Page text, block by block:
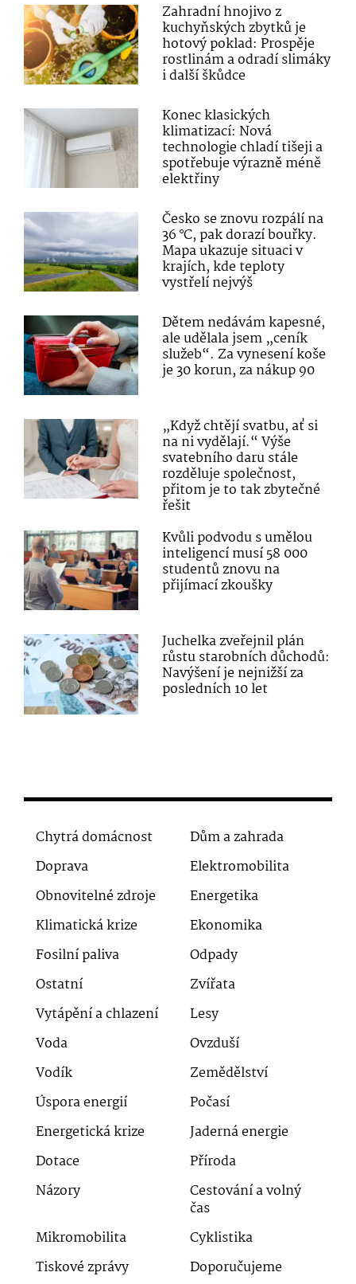
Zahradní hnojivo z
kuchyňských zbytků je
hotový poklad: Prospěje
rostlinám a odradí slimáky
i další škůdce
Konec klasických
klimatizací: Nová
technologie chladí tišeji a
spotřebuje výrazně méně
elektřiny
Česko se znovu rozpálí na
36 °C, pak dorazí bouřky.
Mapa ukazuje situaci v
krajích, kde teploty
vystřelí nejvýš
Dětem nedávám kapesné,
ale udělala jsem „ceník
služeb“. Za vynesení koše
je 30 korun, za nákup 90
„Když chtějí svatbu, ať si
na ni vydělají.“ Výše
svatebního daru stále
rozděluje společnost,
přitom je to tak zbytečné
řešit
Kvůli podvodu s umělou
inteligencí musí 58 000
studentů znovu na
přijímací zkoušky
Juchelka zveřejnil plán
růstu starobních důchodů:
Navýšení je nejnižší za
posledních 10 let
Chytrá domácnost
Dům a zahrada
Doprava
Elektromobilita
Obnovitelné zdroje
Energetika
Klimatická krize
Ekonomika
Fosilní paliva
Odpady
Ostatní
Zvířata
Vytápění a chlazení
Lesy
Voda
Ovzduší
Vodík
Zemědělství
Úspora energií
Počasí
Energetická krize
Jaderná energie
Dotace
Příroda
Názory
Cestování a volný
čas
Mikromobilita
Cyklistika
Tiskové zprávy
Doporučujeme